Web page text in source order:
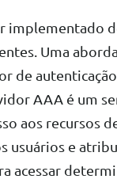
implementado
Uma
de
AAA é um
aos recursos
usuários e
acessar